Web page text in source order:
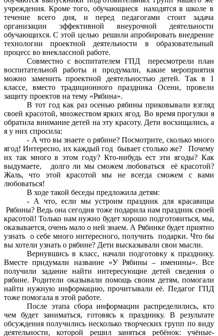
учреждения. Кроме того, обучающиеся находятся в школе в
течение всего дня, и перед педагогами стоит задача
организации эффективной внеурочной деятельности
обучающихся. С этой целью решили апробировать внедрение
технологии проектной деятельности в образовательный
процесс во внеклассной работе.
Совместно с воспитателем ГПД пересмотрели план
воспитательной работы и продумали, какие мероприятия
можно заменить проектной деятельностью детей. Так в 1
классе, вместо традиционного праздника Осени, провели
защиту проектов на тему «Рябина».
В тот год как раз осенью рябины приковывали взгляд
своей красотой, множеством ярких ягод. Во время прогулки я
обратила внимание детей на эту красоту. Дети восхищались, а
я у них спросила:
- А что вы знаете о рябине? Посмотрите, сколько много
ягод! Интересно, их каждый год бывает столько же? Почему
их так много в этом году? Кто-нибудь ест эти ягоды? Как
выдумаете, долго ли мы сможем любоваться её красотой?
Жаль, что этой красотой мы не всегда сможем с вами
любоваться!
В ходе такой беседы предложила детям:
- А что, если мы устроим праздник для красавицы
Рябины? Ведь она сегодня тоже подарила нам праздник своей
красотой! Только нам нужно будет хорошо подготовиться, мы,
оказывается, очень мало о ней знаем. А Рябинке будет приятно
узнать о себе много интересного, получить подарки. Что бы
вы хотели узнать о рябине? Дети высказывали свои мысли.
Вернувшись в класс, начали подготовку к празднику.
Вместе придумали название «У Рябины – именины». Все
получили задание найти интересующие детей сведения о
рябине. Родители оказывали помощь своим детям, помогали
найти нужную информацию, прочитывали её. Педагог ГПД
тоже помогала в этой работе.
После этапа сбора информации распределились, кто
чем будет заниматься, готовясь к празднику. В результате
обсуждения получились несколько творческих групп по виду
деятельности, которой решил заняться ребёнок: учёные-